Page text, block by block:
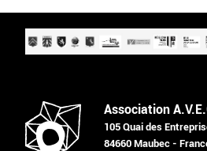
Association
105 Quai des
84660 Maubec -